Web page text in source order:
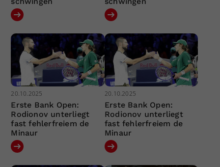
20.10.2025
Erste Bank Open:
Rodionov unterliegt
fast fehlerfreiem de
Minaur
20.10.2025
Erste Bank Open:
Rodionov unterliegt
fast fehlerfreiem de
Minaur